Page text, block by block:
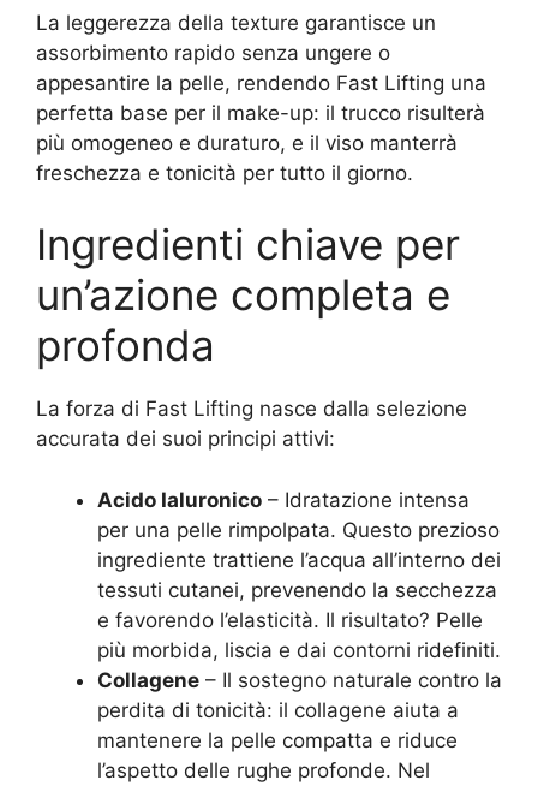
La leggerezza della texture garantisce un
assorbimento rapido senza ungere o
appesantire la pelle, rendendo Fast Lifting una
perfetta base per il make-up: il trucco risulterà
più omogeneo e duraturo, e il viso manterrà
freschezza e tonicità per tutto il giorno.
Ingredienti chiave per
un’azione completa e
profonda
La forza di Fast Lifting nasce dalla selezione
accurata dei suoi principi attivi:
Acido Ialuronico – Idratazione intensa
per una pelle rimpolpata. Questo prezioso
ingrediente trattiene l’acqua all’interno dei
tessuti cutanei, prevenendo la secchezza
e favorendo l’elasticità. Il risultato? Pelle
più morbida, liscia e dai contorni ridefiniti.
Collagene – Il sostegno naturale contro la
perdita di tonicità: il collagene aiuta a
mantenere la pelle compatta e riduce
l’aspetto delle rughe profonde. Nel